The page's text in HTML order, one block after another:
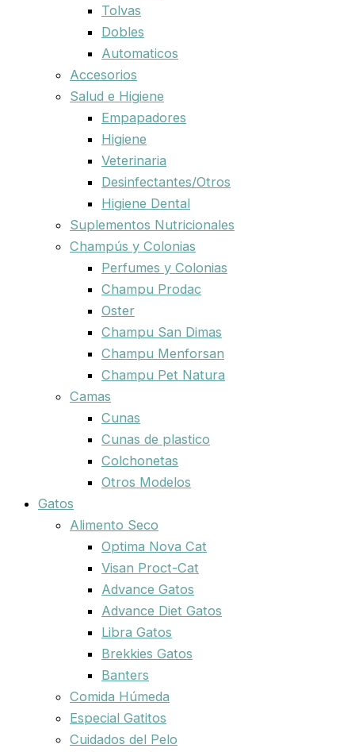
Tolvas
Dobles
Automaticos
Accesorios
Salud e Higiene
Empapadores
Higiene
Veterinaria
Desinfectantes/Otros
Higiene Dental
Suplementos Nutricionales
Champús y Colonias
Perfumes y Colonias
Champu Prodac
Oster
Champu San Dimas
Champu Menforsan
Champu Pet Natura
Camas
Cunas
Cunas de plastico
Colchonetas
Otros Modelos
Gatos
Alimento Seco
Optima Nova Cat
Visan Proct-Cat
Advance Gatos
Advance Diet Gatos
Libra Gatos
Brekkies Gatos
Banters
Comida Húmeda
Especial Gatitos
Cuidados del Pelo